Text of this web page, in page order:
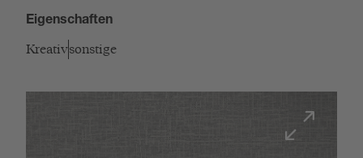
Eigenschaften
Kreativsonstige